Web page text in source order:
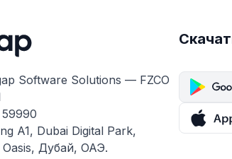
Software Solutions — FZCO
A1, Dubai Digital Park,
Oasis, Дубай, ОАЭ.